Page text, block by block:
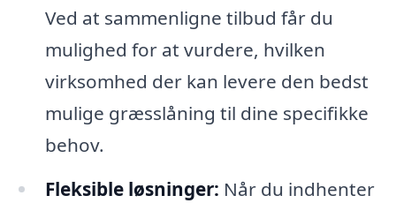
Ved at sammenligne tilbud får du
mulighed for at vurdere, hvilken
virksomhed der kan levere den bedst
mulige græsslåning til dine specifikke
behov.
Fleksible løsninger: Når du indhenter